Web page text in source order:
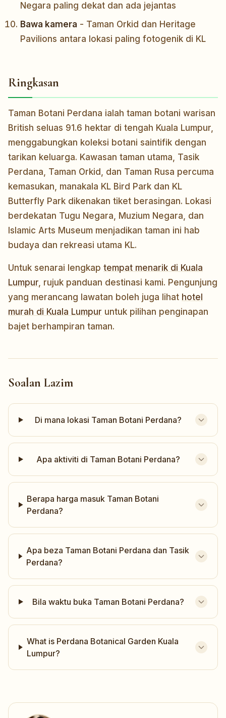
Negara paling dekat dan ada jejantas
Bawa kamera - Taman Orkid dan Heritage
Pavilions antara lokasi paling fotogenik di KL
Ringkasan
Taman Botani Perdana ialah taman botani warisan
British seluas 91.6 hektar di tengah Kuala Lumpur,
menggabungkan koleksi botani saintifik dengan
tarikan keluarga. Kawasan taman utama, Tasik
Perdana, Taman Orkid, dan Taman Rusa percuma
kemasukan, manakala KL Bird Park dan KL
Butterfly Park dikenakan tiket berasingan. Lokasi
berdekatan Tugu Negara, Muzium Negara, dan
Islamic Arts Museum menjadikan taman ini hab
budaya dan rekreasi utama KL.
Untuk senarai lengkap tempat menarik di Kuala
Lumpur, rujuk panduan destinasi kami. Pengunjung
yang merancang lawatan boleh juga lihat hotel
murah di Kuala Lumpur untuk pilihan penginapan
bajet berhampiran taman.
Soalan Lazim
Di mana lokasi Taman Botani Perdana?
Apa aktiviti di Taman Botani Perdana?
Berapa harga masuk Taman Botani
Perdana?
Apa beza Taman Botani Perdana dan Tasik
Perdana?
Bila waktu buka Taman Botani Perdana?
What is Perdana Botanical Garden Kuala
Lumpur?